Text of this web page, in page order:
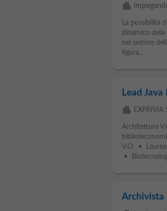
apartment
La possibilità
dinamico
nel settore
figura...
Lead
apartment EXPRIVIA
Architettura
V.O. •
•
Archivista